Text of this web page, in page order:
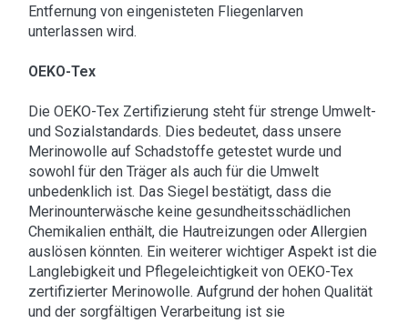
Entfernung von eingenisteten Fliegenlarven
unterlassen wird.
OEKO-Tex
Die OEKO-Tex Zertifizierung steht für strenge Umwelt-
und Sozialstandards. Dies bedeutet, dass unsere
Merinowolle auf Schadstoffe getestet wurde und
sowohl für den Träger als auch für die Umwelt
unbedenklich ist. Das Siegel bestätigt, dass die
Merinounterwäsche keine gesundheitsschädlichen
Chemikalien enthält, die Hautreizungen oder Allergien
auslösen könnten. Ein weiterer wichtiger Aspekt ist die
Langlebigkeit und Pflegeleichtigkeit von OEKO-Tex
zertifizierter Merinowolle. Aufgrund der hohen Qualität
und der sorgfältigen Verarbeitung ist sie